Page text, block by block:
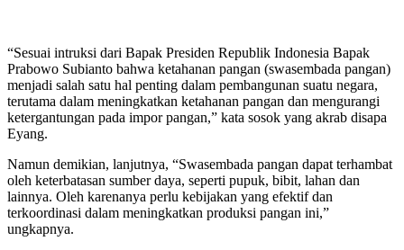
“Sesuai intruksi dari Bapak Presiden Republik Indonesia Bapak
Prabowo Subianto bahwa ketahanan pangan (swasembada pangan)
menjadi salah satu hal penting dalam pembangunan suatu negara,
terutama dalam meningkatkan ketahanan pangan dan mengurangi
ketergantungan pada impor pangan,” kata sosok yang akrab disapa
Eyang.
Namun demikian, lanjutnya, “Swasembada pangan dapat terhambat
oleh keterbatasan sumber daya, seperti pupuk, bibit, lahan dan
lainnya. Oleh karenanya perlu kebijakan yang efektif dan
terkoordinasi dalam meningkatkan produksi pangan ini,”
ungkapnya.